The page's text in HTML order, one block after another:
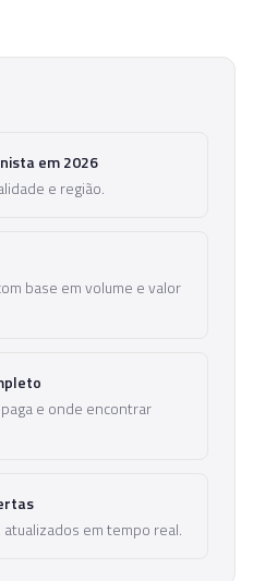
em 2026
e região.
base em volume e valor
e onde encontrar
em tempo real.